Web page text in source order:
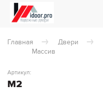
Главная Двери
Массив
М2
Артикул: